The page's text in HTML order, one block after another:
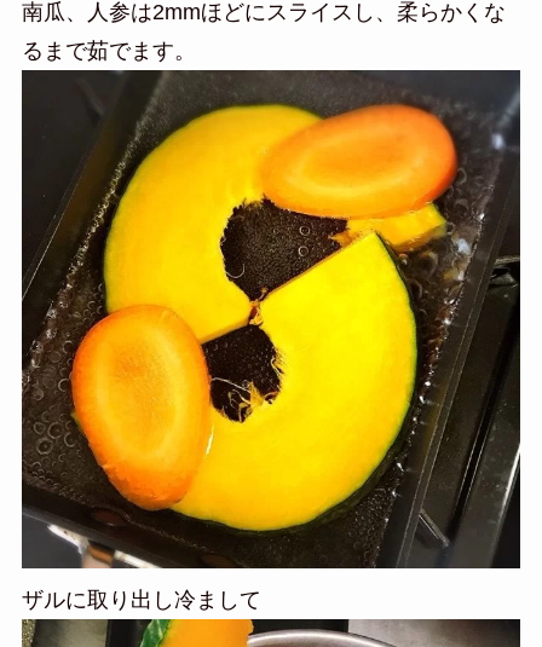
南瓜、人参は2mmほどにスライスし、柔らかくな
るまで茹でます。
ザルに取り出し冷まして